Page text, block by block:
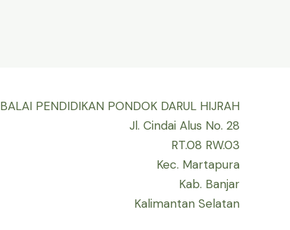
BALAI PENDIDIKAN PONDOK DARUL HIJRAH
Jl. Cindai Alus No. 28
RT.08 RW.03
Kec. Martapura
Kab. Banjar
Kalimantan Selatan